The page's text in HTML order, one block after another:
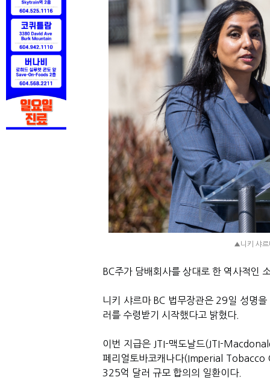
▲니키 샤
BC주가 담배회사를 상대로 한 역사적인
니키 샤르마BC 법무장관은29일 성명을
러를 수령받기 시작했다고 밝혔다.
이번 지급은JTI-맥도날드(JTI-
페리얼토바코캐나다(Imperial Tobacco
325억 달러 규모 합의의 일환이다.